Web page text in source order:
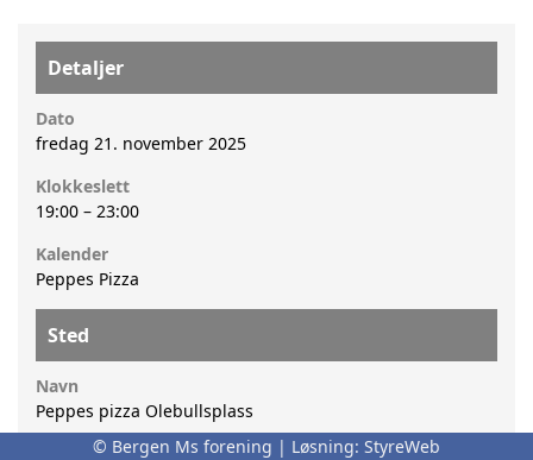
Detaljer
Dato
fredag 21. november 2025
Klokkeslett
19:00 – 23:00
Kalender
Peppes Pizza
Sted
Navn
Peppes pizza Olebullsplass
Adresse© Bergen Ms forening | Løsning: StyreWeb